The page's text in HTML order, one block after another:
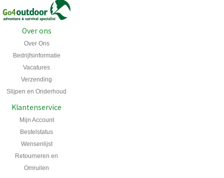
Over ons
Over Ons
Bedrijfsinformatie
Vacatures
Verzending
Slijpen en Onderhoud
Klantenservice
Mijn Account
Bestelstatus
Wensenlijst
Retourneren en
Omruilen